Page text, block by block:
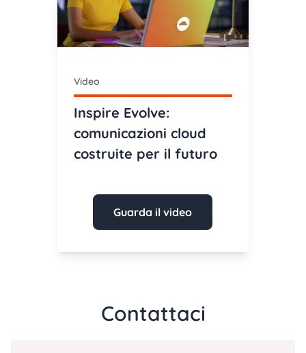
Video
Inspire Evolve:
comunicazioni cloud
costruite per il futuro
Guarda il video
Contattaci